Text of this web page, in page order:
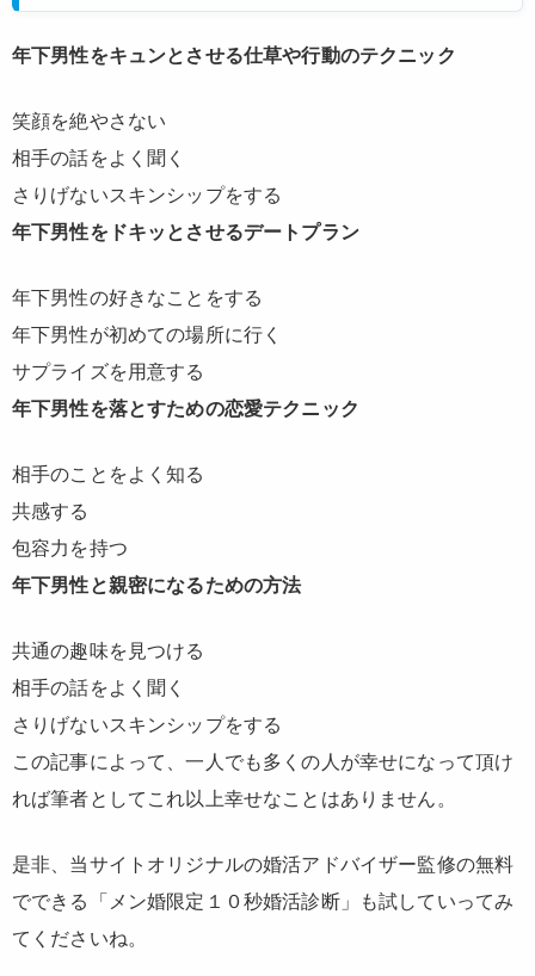
年下男性をキュンとさせる仕草や行動のテクニック
笑顔を絶やさない
相手の話をよく聞く
さりげないスキンシップをする
年下男性をドキッとさせるデートプラン
年下男性の好きなことをする
年下男性が初めての場所に行く
サプライズを用意する
年下男性を落とすための恋愛テクニック
相手のことをよく知る
共感する
包容力を持つ
年下男性と親密になるための方法
共通の趣味を見つける
相手の話をよく聞く
さりげないスキンシップをする
この記事によって、一人でも多くの人が幸せになって頂け
れば筆者としてこれ以上幸せなことはありません。
是非、当サイトオリジナルの婚活アドバイザー監修の無料
でできる「メン婚限定１０秒婚活診断」も試していってみ
てくださいね。